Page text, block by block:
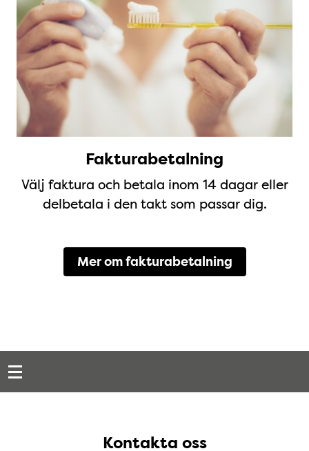
Fakturabetalning
Välj faktura och betala inom 14 dagar eller
delbetala i den takt som passar dig.
Mer om fakturabetalning
Snabblänkar
Kontakta ossKontakta oss